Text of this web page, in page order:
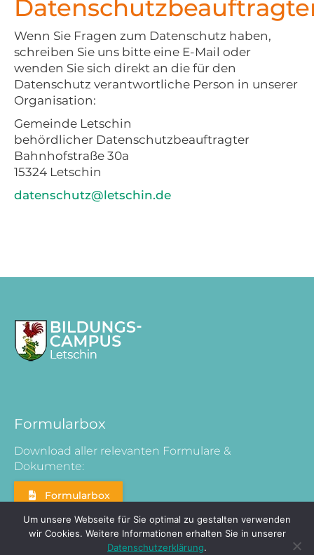
Wenn Sie Fragen zum Datenschutz haben,
schreiben Sie uns bitte eine E-Mail oder
wenden Sie sich direkt an die für den
Datenschutz verantwortliche Person in unserer
Organisation:
Gemeinde Letschin
behördlicher Datenschutzbeauftragter
Bahnhofstraße 30a
15324 Letschin
datenschutz@letschin.de
Formularbox
Download aller relevanten Formulare &
Dokumente:
Formularbox
Um unsere Webseite für Sie optimal zu gestalten verwenden
wir Cookies. Weitere Informationen erhalten Sie in unserer
Datenschutzerklärung.